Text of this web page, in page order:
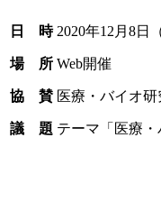
日 時 2020年12月8日
場 所 Web開催
協 賛 医療・バイオ
議 題 テーマ「医療